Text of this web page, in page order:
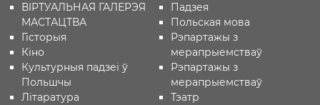
ВІРТУАЛЬНАЯ ГАЛЕРЭЯ
МАСТАЦТВА
Гісторыя
Кіно
Культурныя падзеі ў
Польшчы
Лiтаратура
Падзея
Польская мова
Рэпартажы з
мерапрыемстваў
Рэпартажы з
мерапрыемстваў
Тэатр